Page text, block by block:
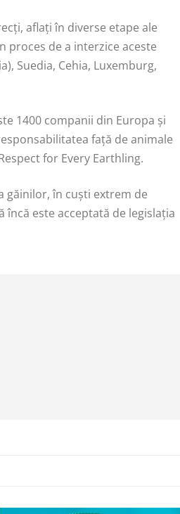
aflați în diverse etape ale
proces de a interzice aceste
Suedia, Cehia, Luxemburg,
1400 companii din Europa și
față de animale
for Every Earthling.
găinilor, în cuști extrem de
încă este acceptată de legislația